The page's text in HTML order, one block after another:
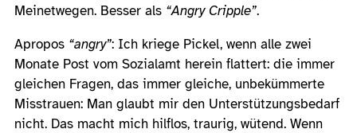
Meinetwegen. Besser als “Angry Cripple”.
Apropos “angry”: Ich kriege Pickel, wenn alle zwei
Monate Post vom Sozialamt herein flattert: die immer
gleichen Fragen, das immer gleiche, unbekümmerte
Misstrauen: Man glaubt mir den Unterstützungsbedarf
nicht. Das macht mich hilflos, traurig, wütend. Wenn